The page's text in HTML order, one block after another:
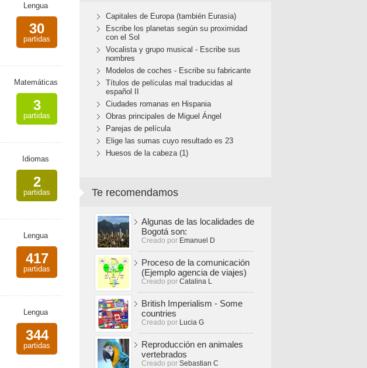
Lengua
30
partidas
Matemáticas
3
partidas
Idiomas
2
partidas
Lengua
417
partidas
Lengua
344
partidas
Capitales de Europa (también Eurasia)
Escribe los planetas según su proximidad
con el Sol
Vocalista y grupo musical - Escribe sus
nombres
Modelos de coches - Escribe su fabricante
Títulos de películas mal traducidas al
español II
Ciudades romanas en Hispania
Obras principales de Miguel Ángel
Parejas de película
Elige las sumas cuyo resultado es 23
Huesos de la cabeza (1)
Te recomendamos
Algunas de las localidades de
Bogotá son:
Creado por Emanuel D
Proceso de la comunicación
(Ejemplo agencia de viajes)
Creado por Catalina L
British Imperialism - Some
countries
Creado por Lucia G
Reproducción en animales
vertebrados
Creado por Sebastian C